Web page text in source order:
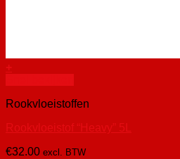
+
Rookvloeistoffen
Rookvloeistof “Heavy” 5L
€32.00 excl. BTW